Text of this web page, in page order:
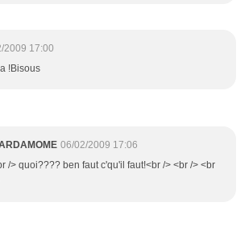
2009 17:00
!Bisous
06/02/2009 17:06
/> quoi???? ben faut c'qu'il faut!<br /> <br /> <br